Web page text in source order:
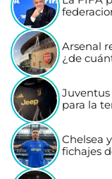
Arsenal
¿de
para la
Chelsea
fichajes